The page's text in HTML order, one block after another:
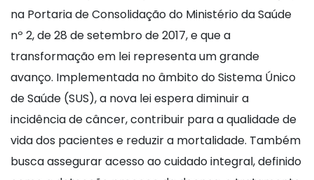
na Portaria de Consolidação do Ministério da Saúde
nº 2, de 28 de setembro de 2017, e que a
transformação em lei representa um grande
avanço. Implementada no âmbito do Sistema Único
de Saúde (SUS), a nova lei espera diminuir a
incidência de câncer, contribuir para a qualidade de
vida dos pacientes e reduzir a mortalidade. Também
busca assegurar acesso ao cuidado integral, definido